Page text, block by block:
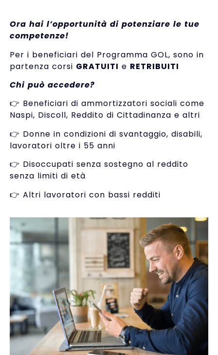
Ora hai l’opportunità di potenziare le tue
competenze!
Per i beneficiari del Programma GOL, sono in
partenza corsi GRATUITI e RETRIBUITI
Chi può accedere?
👉 Beneficiari di ammortizzatori sociali come
Naspi, Discoll, Reddito di Cittadinanza e altri
👉 Donne in condizioni di svantaggio, disabili,
lavoratori oltre i 55 anni
👉 Disoccupati senza sostegno al reddito
senza limiti di età
👉 Altri lavoratori con bassi redditi